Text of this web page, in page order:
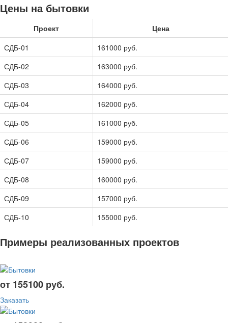
Цены на бытовки
Проект
Цена
СДБ-01
161000 руб.
СДБ-02
163000 руб.
СДБ-03
164000 руб.
СДБ-04
162000 руб.
СДБ-05
161000 руб.
СДБ-06
159000 руб.
СДБ-07
159000 руб.
СДБ-08
160000 руб.
СДБ-09
157000 руб.
СДБ-10
155000 руб.
Примеры реализованных проектов
от 155100 руб.
Заказать